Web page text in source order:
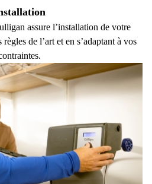
assure l’installation de votre
de l’art et en s’adaptant à vos